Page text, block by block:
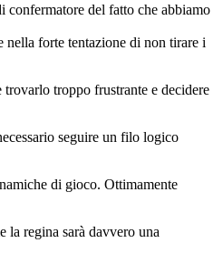
confermatore del fatto che abbiamo
forte tentazione di non tirare i
troppo frustrante e decidere
seguire un filo logico
di gioco. Ottimamente
la regina sarà davvero una